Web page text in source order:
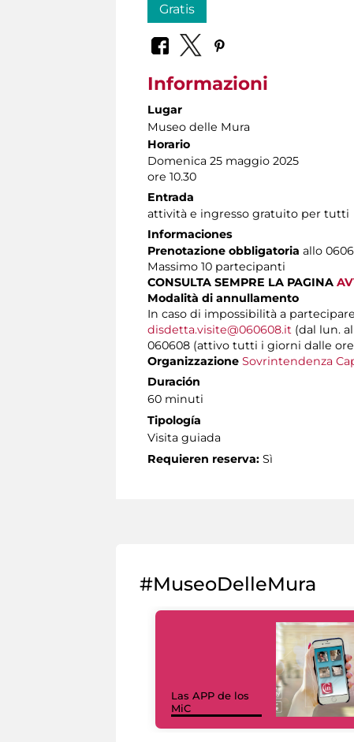
Gratis
Informazioni
Lugar
Museo delle Mura
Horario
Domenica 25 maggio 2025
ore 10.30
Entrada
attività e ingresso gratuito per tutti
Informaciones
Prenotazione obbligatoria allo
Massimo 10 partecipanti
CONSULTA SEMPRE LA PAGINA
Modalità di annullamento
In caso di impossibilità a
disdetta.visite@060608.it (dal lun.
060608 (attivo tutti i giorni dalle ore
Organizzazione Sovrintendenza
Duración
60 minuti
Tipología
Visita guiada
Requieren reserva: Sì
#MuseoDelleMura
Las APP de los
MiC